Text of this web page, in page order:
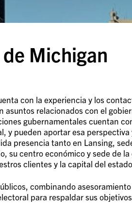
Michigan
con la experiencia y los
asuntos relacionados con el
gubernamentales cuentan
y pueden aportar esa perspectiva
presencia tanto en Lansing,
su centro económico y sede de la
clientes y la capital del estado.
combinando
para respaldar sus